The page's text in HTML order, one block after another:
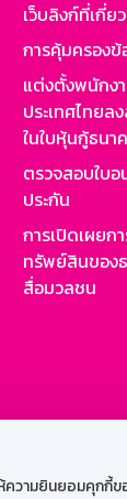
มยินยอมคุกกี้ข
เว็บลิงก์ที่เกี่ย
การคุ้มครอง
แต่งตั้งพนักง
ประเทศไทยล
ในใบหุ้นกู้ธนา
ตรวจสอบใบ
ประกัน
การเปิดเผยก
ทรัพย์สินของ
สื่อมวลชน